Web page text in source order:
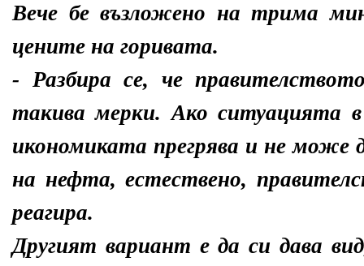
Вече бе възложено на трима
цените на горивата.
- Разбира се, че
такива мерки. Ако ситуацията
икономиката прегрява и не може
на нефта, естествено,
реагира.
Другият вариант е да си дава